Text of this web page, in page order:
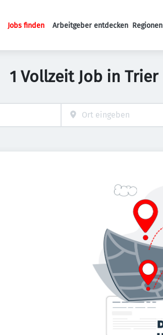
Haupt-Navigation
Jobs finden Arbeitgeber entdecken Regionen
1 Vollzeit Job in Trier